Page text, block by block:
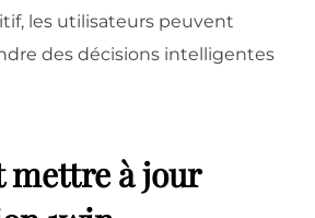
les utilisateurs peuvent
des décisions intelligentes
mettre à jour